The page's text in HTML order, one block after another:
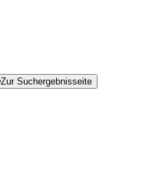
Zur Suchergebnisseite